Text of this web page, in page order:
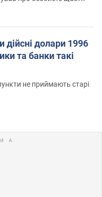
дійсні долари 1996
та банки такі
не приймають старі